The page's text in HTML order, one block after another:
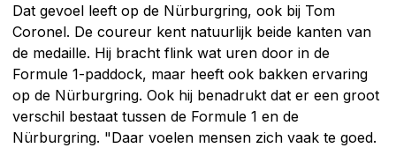
Dat gevoel leeft op de Nürburgring, ook bij Tom
Coronel. De coureur kent natuurlijk beide kanten van
de medaille. Hij bracht flink wat uren door in de
Formule 1-paddock, maar heeft ook bakken ervaring
op de Nürburgring. Ook hij benadrukt dat er een groot
verschil bestaat tussen de Formule 1 en de
Nürburgring. "Daar voelen mensen zich vaak te goed.